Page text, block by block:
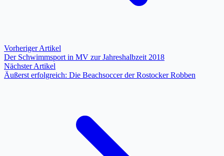
Vorheriger Artikel
Der Schwimmsport in MV zur Jahreshalbzeit 2018
Nächster Artikel
Äußerst erfolgreich: Die Beachsoccer der Rostocker Robben